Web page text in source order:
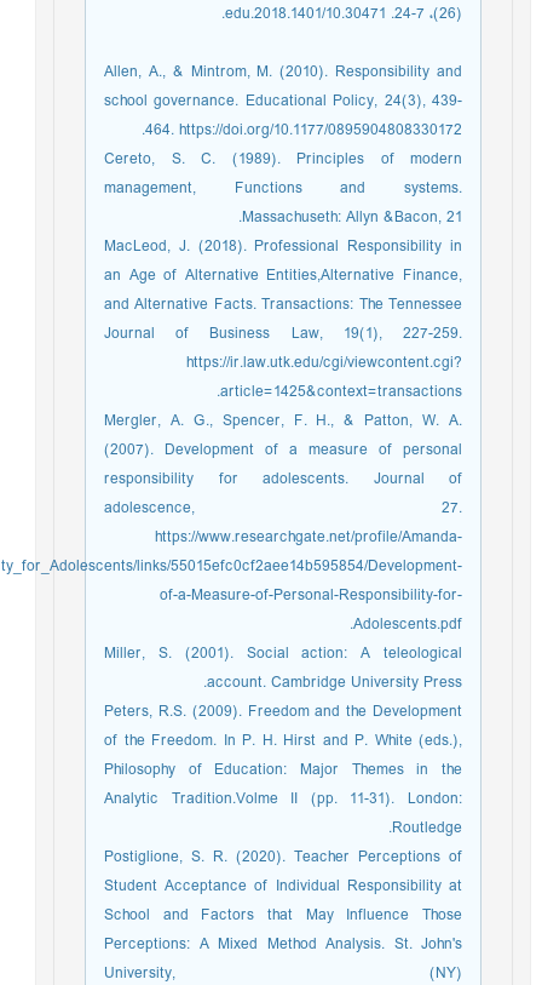
Allen, A., & Mintrom, M. (2010). Responsibility and
school governance. Educational Policy, 24(3), 439-
464. https://doi.org/10.1177/0895904808330172.
Cereto, S. C. (1989). Principles of modern
management, Functions and systems.
Massachuseth: Allyn &Bacon, 21.
MacLeod, J. (2018). Professional Responsibility in
an Age of Alternative Entities,Alternative Finance,
and Alternative Facts. Transactions: The Tennessee
Journal of Business Law, 19(1), 227-259.
https://ir.law.utk.edu/cgi/viewcontent.cgi?
article=1425&context=transactions.
Mergler, A. G., Spencer, F. H., & Patton, W. A.
(2007). Development of a measure of personal
responsibility for adolescents. Journal of
adolescence, 27.
https://www.researchgate.net/profile/Amanda-
links/55015efc0cf2aee14b595854/Development-
of-a-Measure-of-Personal-Responsibility-for-
Adolescents.pdf.
Miller, S. (2001). Social action: A teleological
account. Cambridge University Press.
Peters, R.S. (2009). Freedom and the Development
of the Freedom. In P. H. Hirst and P. White (eds.),
Philosophy of Education: Major Themes in the
Analytic Tradition.Volme II (pp. 11-31). London:
Routledge.
Postiglione, S. R. (2020). Teacher Perceptions of
Student Acceptance of Individual Responsibility at
School and Factors that May Influence Those
Perceptions: A Mixed Method Analysis. St. John's
University, (NY)